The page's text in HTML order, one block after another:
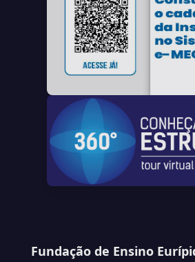
Fundação de Ensino